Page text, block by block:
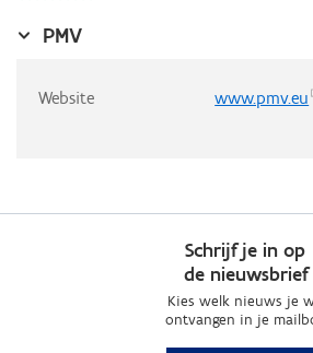
PMV
Website www.pmv.eu
Schrijf je in op
de nieuwsbrief
Kies welk nieuws je
ontvangen in je